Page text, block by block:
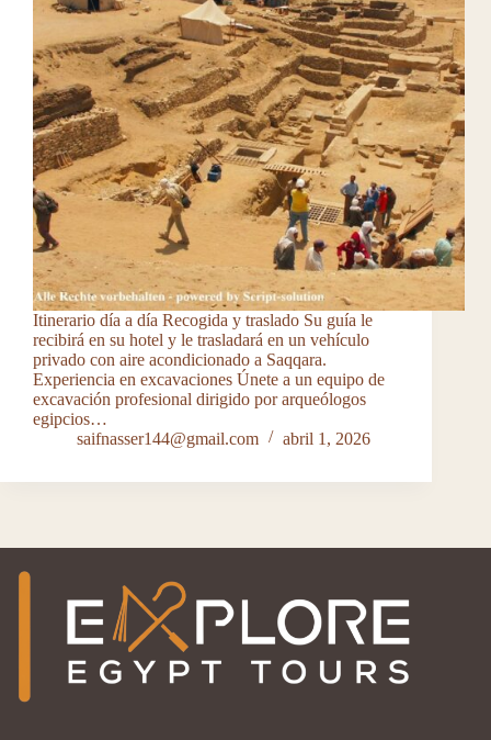
Itinerario día a día Recogida y traslado Su guía le
recibirá en su hotel y le trasladará en un vehículo
privado con aire acondicionado a Saqqara.
Experiencia en excavaciones Únete a un equipo de
excavación profesional dirigido por arqueólogos
egipcios…
saifnasser144@gmail.com
abril 1, 2026